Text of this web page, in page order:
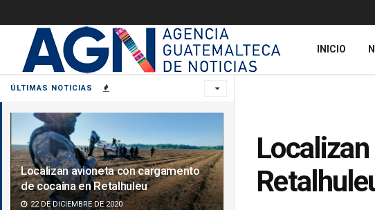
ÚLTIMAS NOTICIAS
Localizan avioneta con cargamento
de cocaína en Retalhuleu
22 DE DICIEMBRE DE 2020
INICIO